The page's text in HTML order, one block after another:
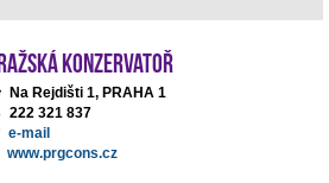
konzervatoř
Na Rejdišti 1, PRAHA 1
222 321 837
e-mail
www.prgcons.cz